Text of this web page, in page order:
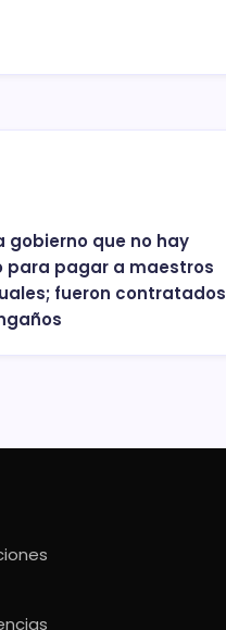
gobierno que no hay
para pagar a maestros
fueron contratados